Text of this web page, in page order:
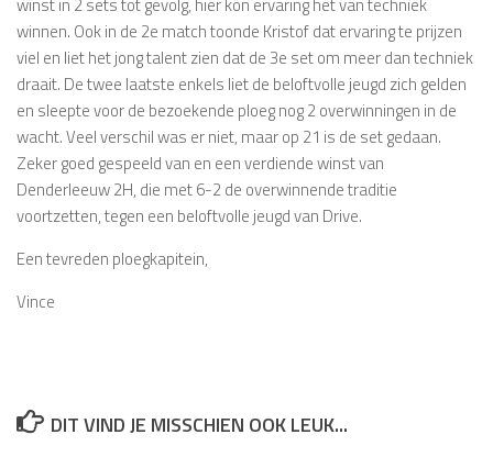
winnen. Ook in de 2e match toonde Kristof dat ervaring te prijzen
viel en liet het jong talent zien dat de 3e set om meer dan techniek
draait. De twee laatste enkels liet de beloftvolle jeugd zich gelden
en sleepte voor de bezoekende ploeg nog 2 overwinningen in de
wacht. Veel verschil was er niet, maar op 21 is de set gedaan.
Zeker goed gespeeld van en een verdiende winst van
Denderleeuw 2H, die met 6-2 de overwinnende traditie
voortzetten, tegen een beloftvolle jeugd van Drive.
Een tevreden ploegkapitein,
Vince
DIT VIND JE MISSCHIEN OOK LEUK...